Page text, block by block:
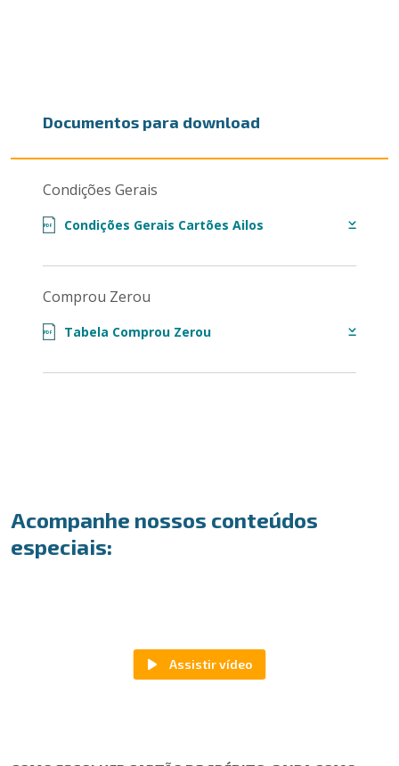
Documentos para download
Condições Gerais
Condições Gerais Cartões Ailos
PDF
Comprou Zerou
Tabela Comprou Zerou
PDF
Acompanhe nossos conteúdos
especiais: